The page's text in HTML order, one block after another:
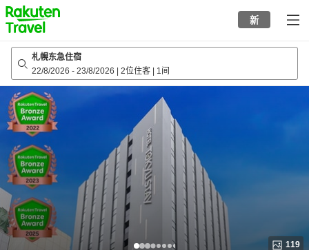
to
top
page
新
札幌东急住宿
22/8/2026 - 23/8/2026 2位住客 1间
119